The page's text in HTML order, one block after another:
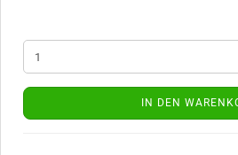
IN DEN